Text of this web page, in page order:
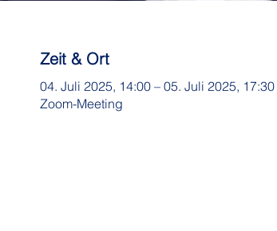
Zeit & Ort
04. Juli 2025, 14:00 – 05. Juli 2025, 17:30
Zoom-Meeting